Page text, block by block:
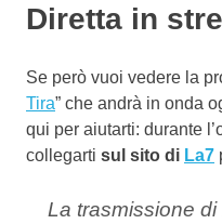
Diretta in
Se però vuoi vedere la
Tira” che andrà in onda
qui per aiutarti: durante
collegarti sul sito di La7
La trasmissione